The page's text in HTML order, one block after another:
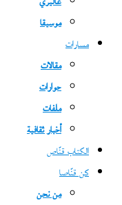
موسيقا
مسارات
مقالات
حوارات
ملفات
أخبار ثقافية
الكتاب قنّاص
كن قنّاصا
من نحن